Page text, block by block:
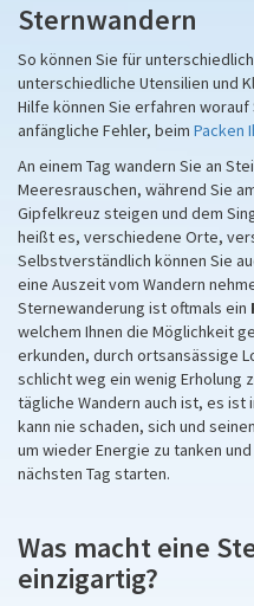
Sternwandern
So können Sie für
unterschiedliche Utensilien und
Hilfe können Sie erfahren
anfängliche Fehler, beim Packen
An einem Tag wandern Sie an
Meeresrauschen, während Sie
Gipfelkreuz steigen und dem
heißt es, verschiedene Orte,
Selbstverständlich können Sie
eine Auszeit vom Wandern
Sternewanderung ist oftmals ein
welchem Ihnen die Möglichkeit
erkunden, durch ortsansässige
schlicht weg ein wenig Erholung
tägliche Wandern auch ist, es ist
kann nie schaden, sich und
um wieder Energie zu tanken
nächsten Tag starten.
Was macht eine
einzigartig?